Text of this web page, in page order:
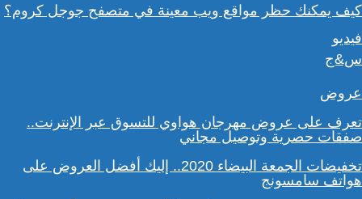
كيف يمكنك حظر مواقع ويب معينة في متصفح جوجل كروم؟
فيديو
س&ج
عروض
تعرف على عروض مهرجان هواوي للتسوق عبر الإنترنت..
صفقات حصرية وتوصيل مجاني
تخفيضات الجمعة البيضاء 2020.. إليك أفضل العروض على
هواتف سامسونج